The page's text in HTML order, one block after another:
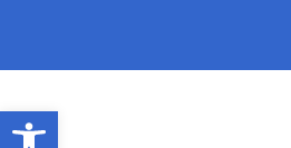
Abrir barra de herramientas